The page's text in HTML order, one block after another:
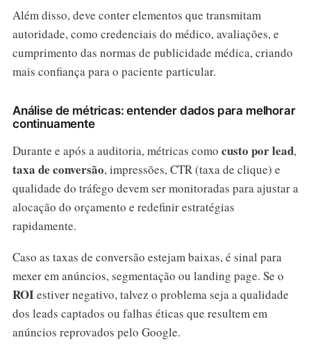
Além disso, deve conter elementos que transmitam
autoridade, como credenciais do médico, avaliações, e
cumprimento das normas de publicidade médica, criando
mais confiança para o paciente particular.
Análise de métricas: entender dados para melhorar
continuamente
Durante e após a auditoria, métricas como custo por lead,
taxa de conversão, impressões, CTR (taxa de clique) e
qualidade do tráfego devem ser monitoradas para ajustar a
alocação do orçamento e redefinir estratégias
rapidamente.
Caso as taxas de conversão estejam baixas, é sinal para
mexer em anúncios, segmentação ou landing page. Se o
ROIestiver negativo, talvez o problema seja a qualidade
dos leads captados ou falhas éticas que resultem em
anúncios reprovados pelo Google.